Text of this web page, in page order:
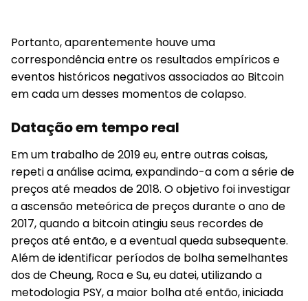
Portanto, aparentemente houve uma
correspondência entre os resultados empíricos e
eventos históricos negativos associados ao Bitcoin
em cada um desses momentos de colapso.
Datação em tempo real
Em um trabalho de 2019 eu, entre outras coisas,
repeti a análise acima, expandindo-a com a série de
preços até meados de 2018. O objetivo foi investigar
a ascensão meteórica de preços durante o ano de
2017, quando a bitcoin atingiu seus recordes de
preços até então, e a eventual queda subsequente.
Além de identificar períodos de bolha semelhantes
dos de Cheung, Roca e Su, eu datei, utilizando a
metodologia PSY, a maior bolha até então, iniciada